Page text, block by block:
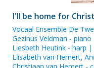
I'll be home for
Vocaal Ensemble De
Gezinus Veldman -
Liesbeth Heutink - harp |
Elisabeth van Hemert,